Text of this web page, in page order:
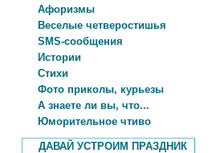
Афоризмы
Веселые четверостишья
SMS-сообщения
Истории
Стихи
Фото приколы, курьезы
А знаете ли вы, что...
Юморительное чтиво
ДАВАЙ УСТРОИМ ПРАЗДНИК